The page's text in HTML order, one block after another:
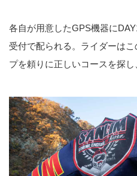
各自が用意したGPS機器に
受付で配られる。ライダーは
プを頼りに正しいコースを探し